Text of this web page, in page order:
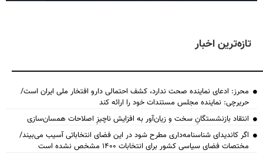
تازه‌ترین اخبار
محرز: ادعای نماینده صحت ندارد، کشف احتمالی دارو افتخار ملی ایران است/
حریرچی: نماینده مجلس مستندات خود را ارائه کند
انتقاد بازنشستگانِ سخت و زیان‌آور به افزایش ناچیزِ اصلاحات همسان‌سازی
اگر کاندیدای شناسنامه‌‎داری مطرح شود در این فضای انتخاباتی آسیب می‌بیند/
مختصات فضای سیاسی کشور برای انتخابات ۱۴۰۰ مشخص نشده است